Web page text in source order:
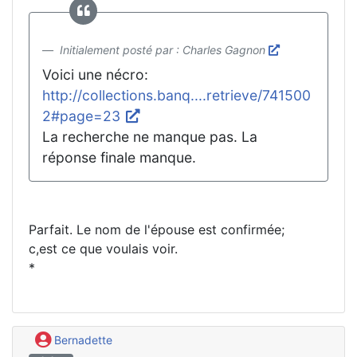
Initialement posté par : Charles Gagnon
Voici une nécro:
http://collections.banq....retrieve/741500
2#page=23
La recherche ne manque pas. La
réponse finale manque.
Parfait. Le nom de l'épouse est confirmée;
c,est ce que voulais voir.
*
Bernadette